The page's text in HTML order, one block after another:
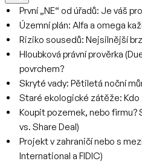
První „NE“ od úřadů: Je váš
Územní plán: Alfa a omega
Riziko sousedů: Nejsilnější
Hloubková právní prověrka
povrchem?
Skryté vady: Pětiletá noční
Staré ekologické zátěže:
Koupit pozemek, nebo firmu?
vs. Share Deal)
Projekt v zahraničí nebo s
International a FIDIC)